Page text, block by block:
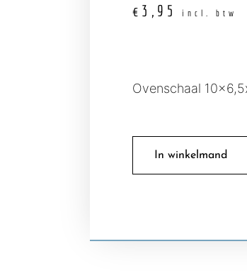
€ 3,95 incl. btw
Ovenschaal
In winkelmand